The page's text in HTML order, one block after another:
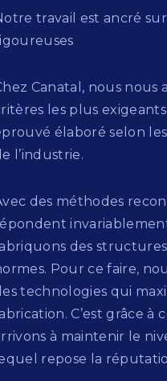
travail est ancré
Canatal, nous nous
les plus
élaboré selon
l’industrie.
des méthodes
des
Pour ce faire,
technologies qui
C’est grâce à
à maintenir le
repose la